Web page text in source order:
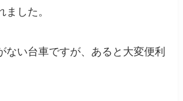
ました。
ない台車ですが、あると大変便利